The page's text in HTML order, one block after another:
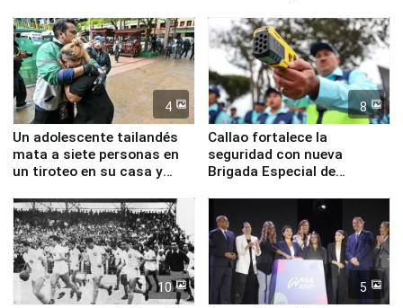
4
Un adolescente tailandés
mata a siete personas en
un tiroteo en su casa y
8
Callao fortalece la
seguridad con nueva
Brigada Especial de
equipamiento para
Serenazgo
10 5